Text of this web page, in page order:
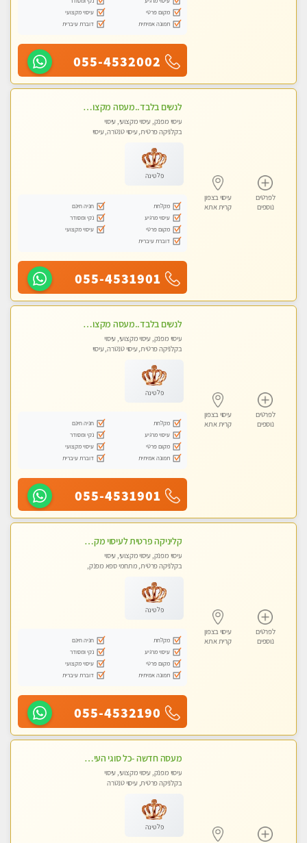
מקום פרטי
עיסוי מקצועי
תמונה אמיתית
דוברת עיברית
055-4532002
לפרטים
נוספים
עיסוי בצפון
קרית אתא
לנשים בלבד..מעסה מקצועי לנשים בלבד
עיסוי מפנק, עיסוי מקצועי, עיסוי
בקלניקה פרטית, עיסוי טנטרה, עיסוי
פלטינה
מקלחת
חניה חינם
עיסוי מרגיע
נקי ומסודר
מקום פרטי
עיסוי מקצועי
דוברת עיברית
055-4531901
לפרטים
נוספים
עיסוי בצפון
קרית אתא
לנשים בלבד..מעסה מקצועי לנשים בלבד לעיסוי מרגיע ומפנק VIP-מומלץ לחלוטין! פרטי! ​​​​​​
עיסוי מפנק, עיסוי מקצועי, עיסוי
בקלניקה פרטית, עיסוי טנטרה, עיסוי
פלטינה
מקלחת
חניה חינם
עיסוי מרגיע
נקי ומסודר
מקום פרטי
עיסוי מקצועי
תמונה אמיתית
דוברת עיברית
055-4531901
לפרטים
נוספים
עיסוי בצפון
קרית אתא
קליניקה פרטית לעיסוי מקצועי ואלטרנטיבי ברמה גבוהה VIP תתקשר ..... highly recommended..new in the city
עיסוי מפנק, עיסוי מקצועי, עיסוי
בקלניקה פרטית, מתחמי ספא מפנק,
טנטרה, עיסוי מגבר לגבר, עיסוי מגבר
לאישה
פלטינה
מקלחת
חניה חינם
עיסוי מרגיע
נקי ומסודר
מקום פרטי
עיסוי מקצועי
תמונה אמיתית
דוברת עיברית
055-4532190
מעסה חדשה -כל סוגי העיסויים מעסה מקצועית ואיכותית פרטי!!!מומלץ לחלוטין!!
עיסוי מפנק, עיסוי מקצועי, עיסוי
בקלניקה פרטית, עיסוי טנטרה
פלטינה